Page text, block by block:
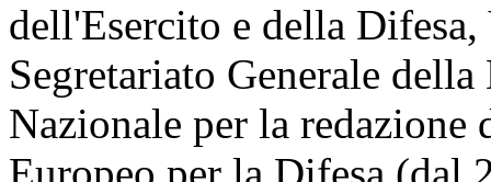
dell'Esercito e della
Segretariato Generale
Nazionale per la redazione